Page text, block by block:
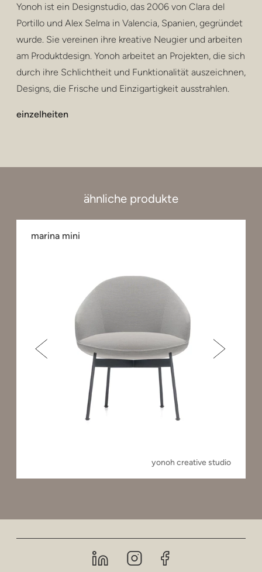
Yonoh ist ein Designstudio, das 2006 von Clara del
Portillo und Alex Selma in Valencia, Spanien, gegründet
wurde. Sie vereinen ihre kreative Neugier und arbeiten
am Produktdesign. Yonoh arbeitet an Projekten, die sich
durch ihre Schlichtheit und Funktionalität auszeichnen,
Designs, die Frische und Einzigartigkeit ausstrahlen.
einzelheiten
ähnliche produkte
marina mini
yonoh creative studio